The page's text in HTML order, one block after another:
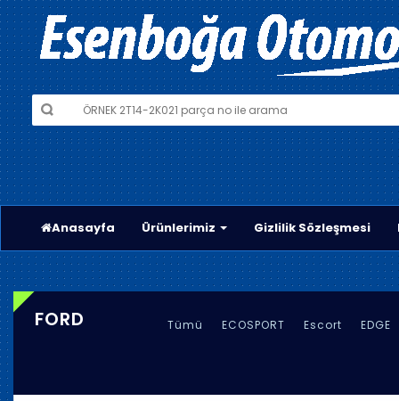
Anasayfa Ürünlerimiz Gizlilik Sözleşmesi
FORD Tümü ECOSPORT Escort EDGE